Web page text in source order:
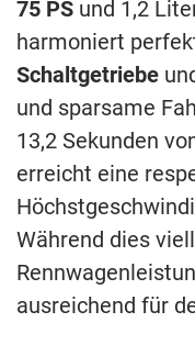
75 PS und 1,2
harmoniert
Schaltgetriebe
und sparsame
13,2 Sekunden
erreicht eine
Während dies
ausreichend für